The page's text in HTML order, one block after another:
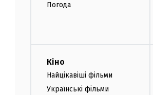
Погода
Кіно
Найцікавіші фільми
Українські фільми